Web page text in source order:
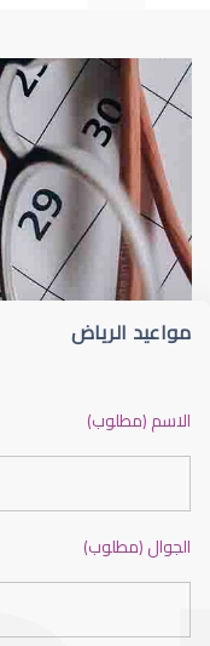
د أم كلثومطبيب عيون
طبيب
مواعيد الرياض
الاسم (مطلوب)
الجوال (مطلوب)